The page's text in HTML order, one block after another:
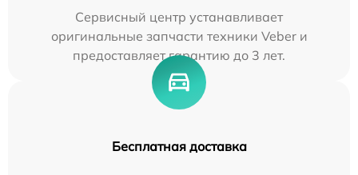
Сервисный центр устанавливает
оригинальные запчасти техники Veber и
предоставляет гарантию до 3 лет.
Бесплатная доставка